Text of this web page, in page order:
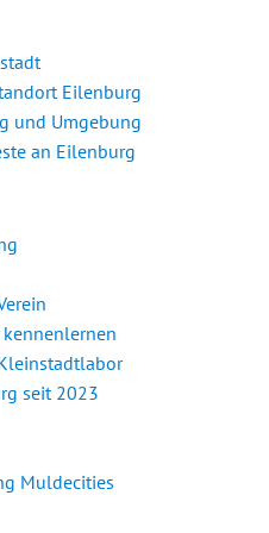
Eilenburg
und Umgebung
an Eilenburg
seit 2023
Muldecities